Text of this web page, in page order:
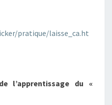
pratique/laisse_ca.ht
l’apprentissage du «